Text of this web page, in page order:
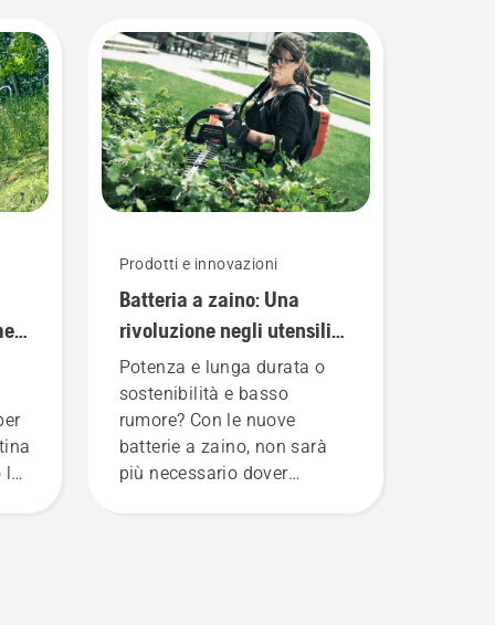
la
Prodotti e innovazioni
Batteria a zaino: Una
rivoluzione negli utensili
portatili a batteria
Potenza e lunga durata o
sostenibilità e basso
rumore? Con le nuove
batterie a zaino, non sarà
più necessario dover